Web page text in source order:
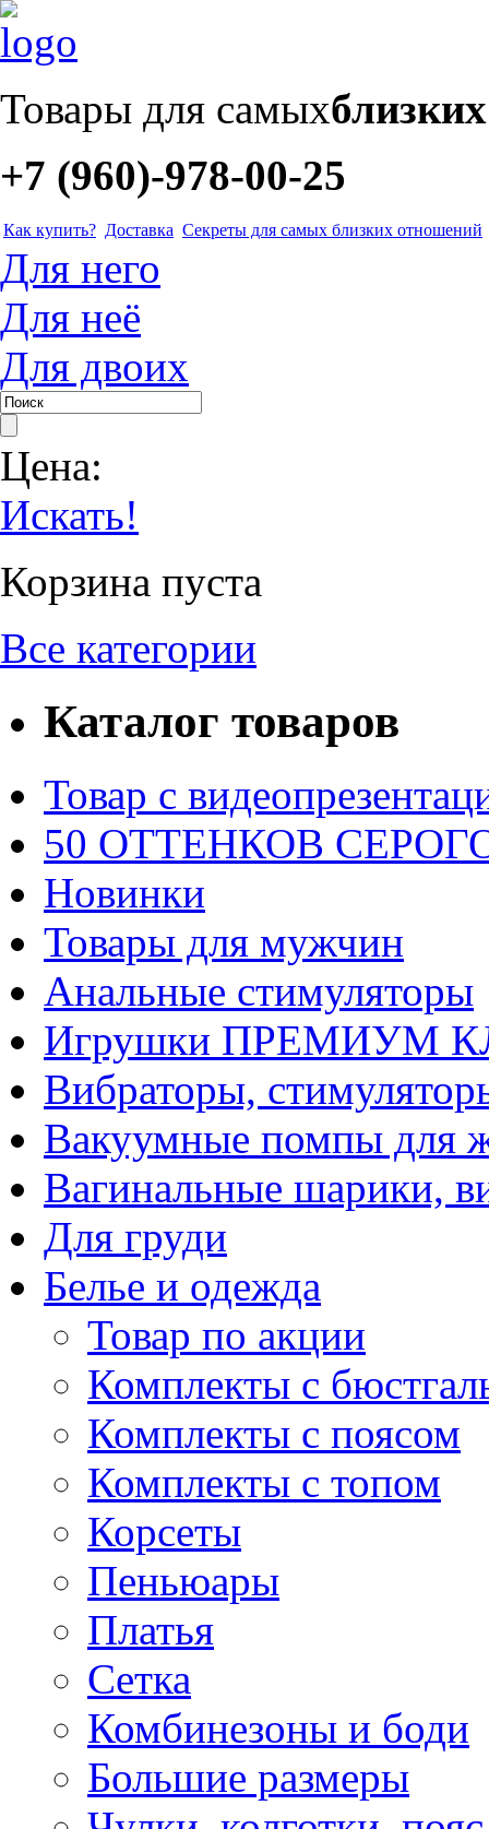
Товары для самых
+7 (960)-978-00-25
Как купить? Доставка Секреты для самых близких отношений
Для него
Для неё
Для двоих
Цена:
Искать!
Корзина пуста
Все категории
Каталог товаров
Товар с
50 ОТТЕНКОВ
Новинки
Товары для мужчин
Анальные стимуляторы
Игрушки ПРЕМИУМ
Вибраторы,
Вакуумные помпы для
Вагинальные шарики,
Для груди
Белье и одежда
Товар по акции
Комплекты с
Комплекты с поясом
Комплекты с топом
Корсеты
Пеньюары
Платья
Сетка
Комбинезоны и боди
Большие размеры